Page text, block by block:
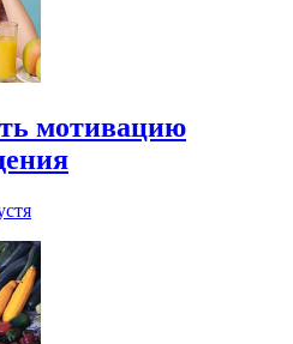
мотивацию